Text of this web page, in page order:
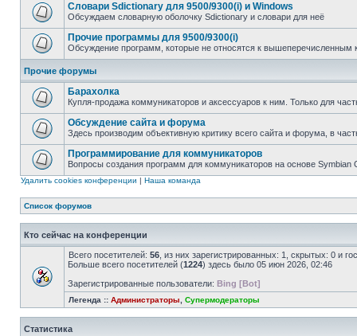
Словари Sdictionary для 9500/9300(i) и Windows
Обсуждаем словарную оболочку Sdictionary и словари для неё
Прочие программы для 9500/9300(i)
Обсуждение программ, которые не относятся к вышеперечисленным
Прочие форумы
Барахолка
Купля-продажа коммуникаторов и аксессуаров к ним. Только для
Обсуждение сайта и форума
Здесь производим объективную критику всего сайта и форума, в
Программирование для коммуникаторов
Вопросы создания программ для коммуникаторов на основе Symbian
Удалить cookies конференции | Наша команда
Список форумов
Кто сейчас на конференции
Всего посетителей: 56 , из них зарегистрированных: 1, скрытых: 0 и
Больше всего посетителей (1224) здесь было 05 июн 2026, 02:46
Зарегистрированные пользователи: Bing [Bot]
Легенда :: Администраторы Супермодераторы
Статистика